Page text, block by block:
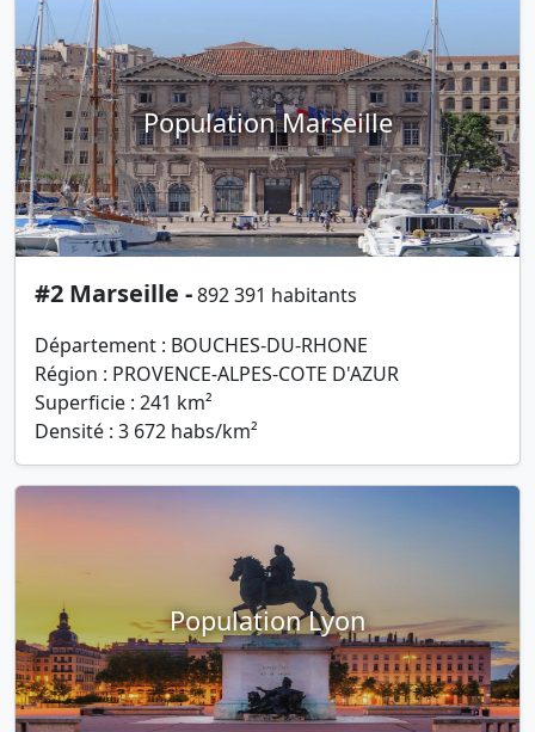
Population Marseille
#2 Marseille -892 391 habitants
Département : BOUCHES-DU-RHONE
Région : PROVENCE-ALPES-COTE D'AZUR
Superficie : 241 km²
Densité : 3 672 habs/km²
Population Lyon